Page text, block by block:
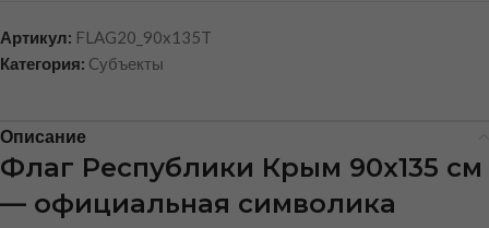
Артикул: FLAG20_90x135T
Категория: Cубъекты
Описание
Флаг Республики Крым 90х135 см
— официальная символика